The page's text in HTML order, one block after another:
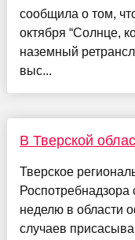
сообщила о том,
октября “Солнце,
наземный
выс...
В Тверской
Тверское
неделю в области
случаев